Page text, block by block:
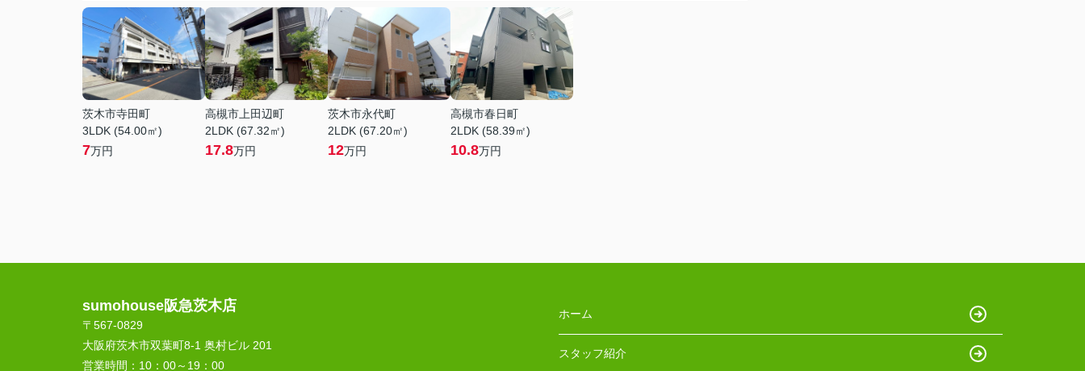
茨木市寺田町
3LDK (54.00㎡)
7万円
高槻市上田辺町
2LDK (67.32㎡)
17.8万円
茨木市永代町
2LDK (67.20㎡)
12万円
高槻市春日町
2LDK (58.39㎡)
10.8万円
sumohouse阪急茨木店
〒567-0829
大阪府茨木市双葉町8-1 奥村ビル 201
営業時間： 10：00～19：00
ホーム
スタッフ紹介